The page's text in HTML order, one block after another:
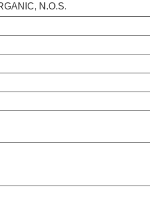
N.O.S.